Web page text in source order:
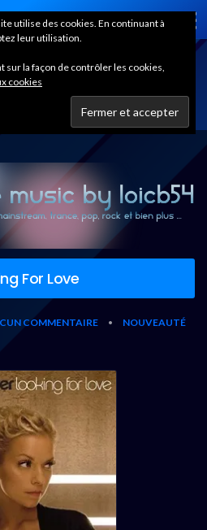
Home
For Love
COMMENTAIRE •
NOUVEAUTÉ
utilise des cookies. En continuant à
leur utilisation.
sur la façon de contrôler les cookies,
cookies